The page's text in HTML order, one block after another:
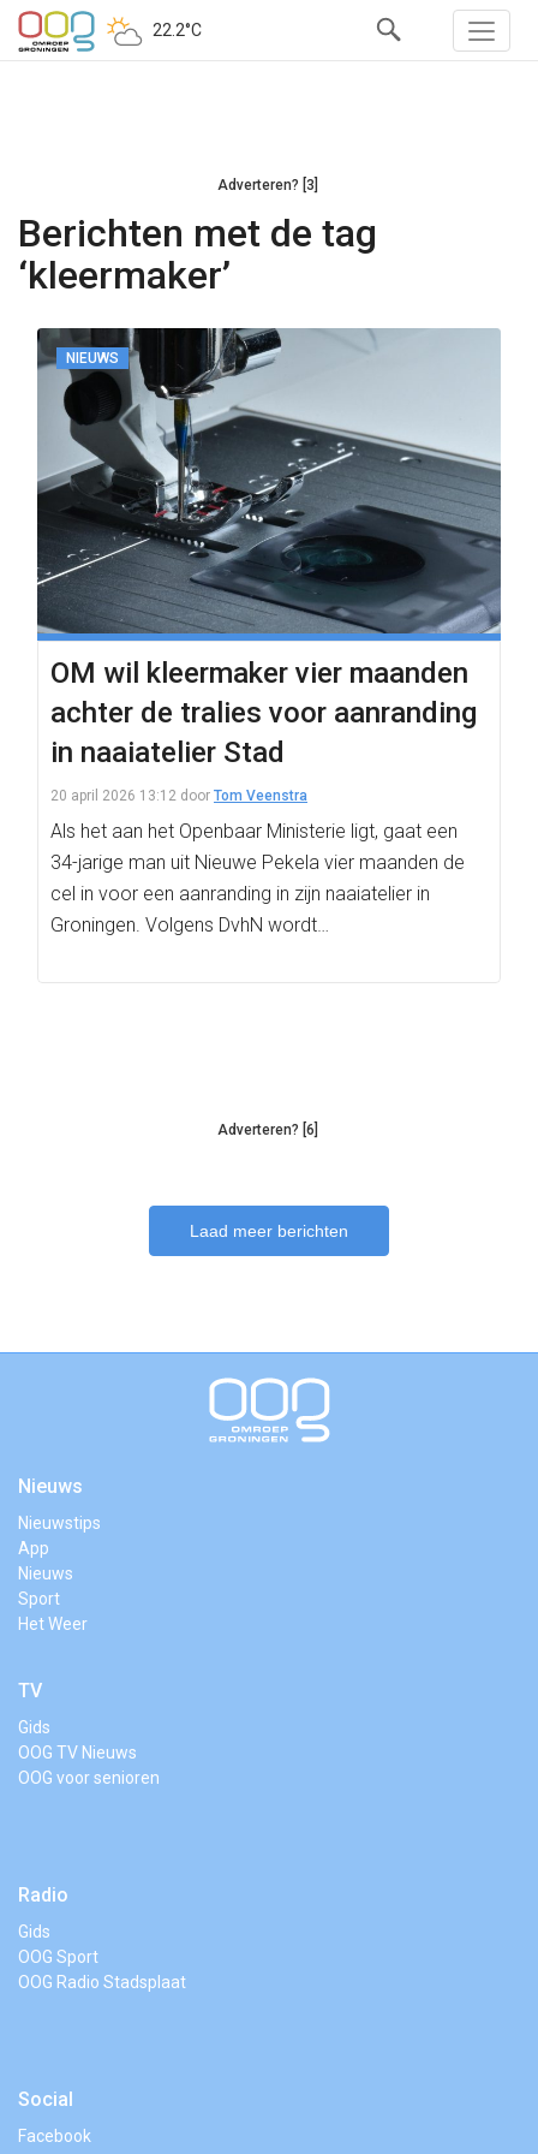
22.2°C
Adverteren? [3]
Berichten met de tag
‘kleermaker’
NIEUWS
OM wil kleermaker vier maanden
achter de tralies voor aanranding
in naaiatelier Stad
20 april 2026 13:12 door Tom Veenstra
Als het aan het Openbaar Ministerie ligt, gaat een
34-jarige man uit Nieuwe Pekela vier maanden de
cel in voor een aanranding in zijn naaiatelier in
Groningen. Volgens DvhN wordt…
Adverteren? [6]
Laad meer berichten
Nieuws
Nieuwstips
App
Nieuws
Sport
Het Weer
TV
Gids
OOG TV Nieuws
OOG voor senioren
Radio
Gids
OOG Sport
OOG Radio Stadsplaat
Social
Facebook